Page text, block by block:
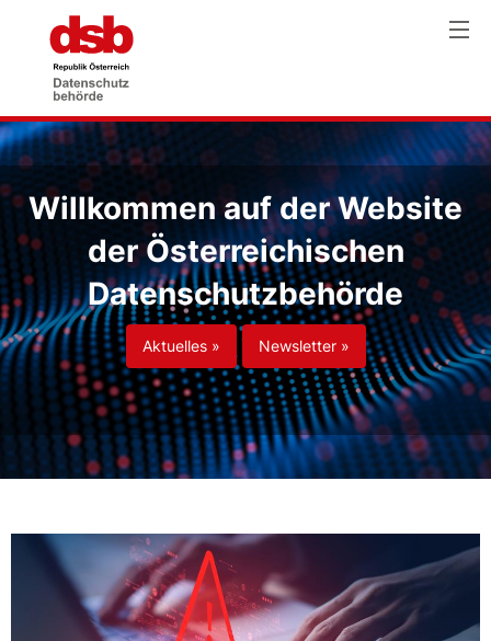
Willkommen auf der Website
der Österreichischen
Datenschutzbehörde
Aktuelles » Newsletter »